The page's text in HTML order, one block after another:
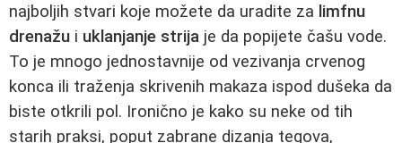
najboljih stvari koje možete da uradite za limfnu
drenažu i uklanjanje strija je da popijete čašu vode.
To je mnogo jednostavnije od vezivanja crvenog
konca ili traženja skrivenih makaza ispod dušeka da
biste otkrili pol. Ironično je kako su neke od tih
starih praksi, poput zabrane dizanja tegova,